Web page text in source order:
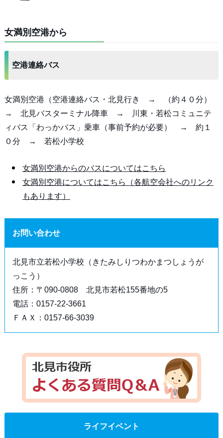
女満別空港から
空港連絡バス
女満別空港（空港連絡バス・北見行き → （約４０分）
→ 北見バスターミナル降車 → 川東・若松コミュニテ
ィバス「わっかバス」乗車（事前予約が必要） → 約１
０分 → 若松小学校
女満別空港からのバスについてはこちら
女満別空港についてはこちら（各航空会社へのリンク
もあります）
お問い合わせ
北見市立若松小学校（きたみしりつわかまつしょうが
っこう）
住所：〒090-0808 北見市若松155番地の5
電話：0157-22-3661
ＦＡＸ：0157-66-3039
ライフイベント